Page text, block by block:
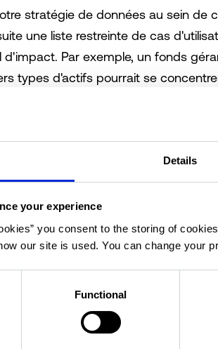
Details
your experience
you consent to the storing of
our site is used. You can change your
Functional
stratégie de données au sein de
une liste restreinte de cas
Par exemple, un fonds
types d'actifs pourrait se
utiliser la stratégie de données pour
ou de la sous-
et économiques pour ajouter de la
investissement des données, ce
cas d’utilisation de données plus
pile
de données